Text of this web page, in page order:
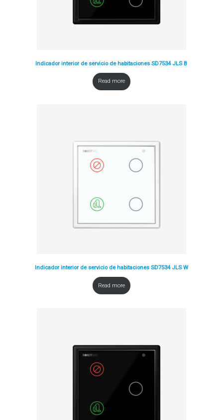
Indicador interior de servicio de habitaciones SD7534 JLS B
Read more
Indicador interior de servicio de habitaciones SD7534 JLS W
Read more